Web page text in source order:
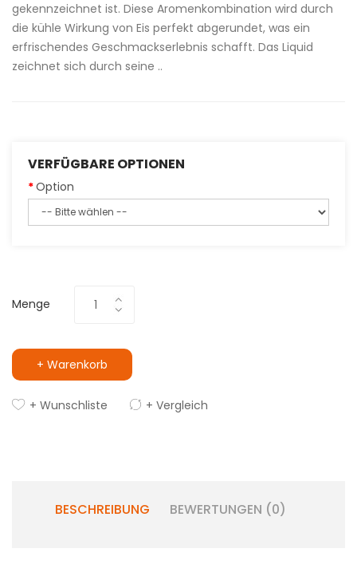
gekennzeichnet ist. Diese Aromenkombination wird durch
die kühle Wirkung von Eis perfekt abgerundet, was ein
erfrischendes Geschmackserlebnis schafft. Das Liquid
zeichnet sich durch seine ..
VERFÜGBARE OPTIONEN
Option
Menge
+ Warenkorb
+ Wunschliste + Vergleich
BESCHREIBUNG BEWERTUNGEN (0)